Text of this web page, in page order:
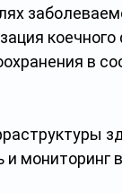
в
и мониторинг